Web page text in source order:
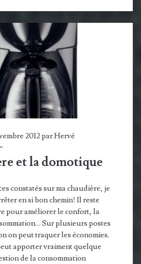
la
2012 parHervé
et la domotique
constatés sur ma chaudière, je
en si bon chemin! Il reste
pour améliorer le confort, la
Sur plusieurs postes
on peut traquer les économies.
apporter vraiment quelque
de la consommation